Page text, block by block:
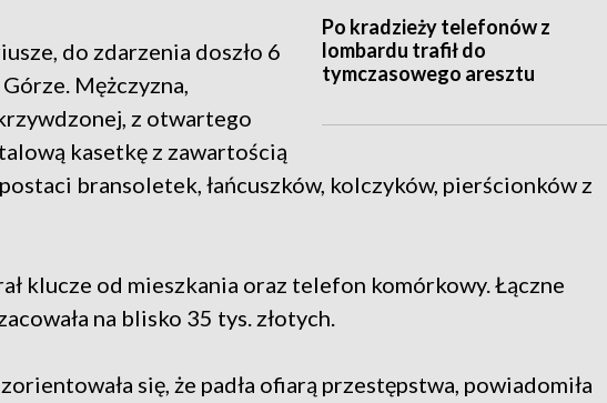
Po kradzieży telefonów z
lombardu trafił do
tymczasowego aresztu
do zdarzenia doszło 6
Mężczyzna,
z otwartego
kasetkę z zawartością
bransoletek, łańcuszków, kolczyków, pierścionków z
klucze od mieszkania oraz telefon komórkowy. Łączne
na blisko 35 tys. złotych.
się, że padła ofiarą przestępstwa, powiadomiła